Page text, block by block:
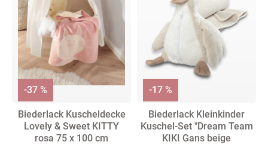
Biederlack Kuscheldecke
Lovely & Sweet KITTY
rosa 75 x 100 cm
-37 %
Biederlack Kleinkinder
Kuschel-Set "Dream Team
KIKI Gans beige
-17 %